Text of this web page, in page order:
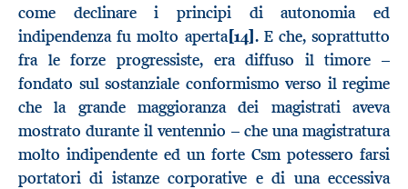
come declinare i principi di autonomia ed
indipendenza fu molto aperta[14]. E che, soprattutto
fra le forze progressiste, era diffuso il timore –
fondato sul sostanziale conformismo verso il regime
che la grande maggioranza dei magistrati aveva
mostrato durante il ventennio – che una magistratura
molto indipendente ed un forte Csm potessero farsi
portatori di istanze corporative e di una eccessiva